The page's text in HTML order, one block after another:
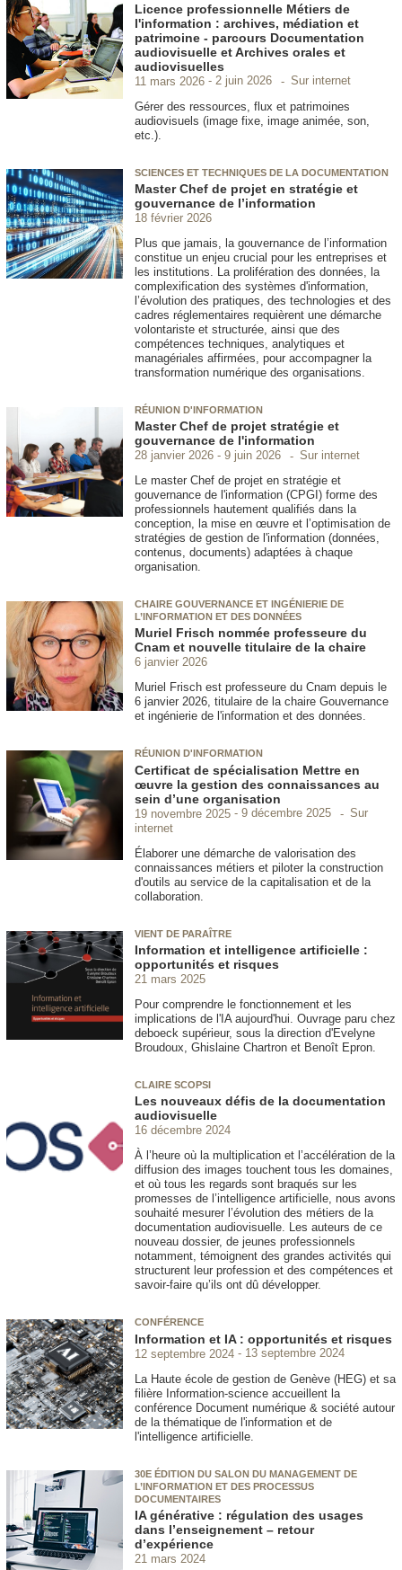
Licence professionnelle Métiers de
l'information : archives, médiation et
patrimoine - parcours Documentation
audiovisuelle et Archives orales et
audiovisuelles
11 mars 2026 2 juin 2026
Sur internet
Gérer des ressources, flux et patrimoines
audiovisuels (image fixe, image animée, son,
etc.).
SCIENCES ET TECHNIQUES DE LA DOCUMENTATION
Master Chef de projet en stratégie et
gouvernance de l’information
18 février 2026
Plus que jamais, la gouvernance de l’information
constitue un enjeu crucial pour les entreprises et
les institutions. La prolifération des données, la
complexification des systèmes d'information,
l’évolution des pratiques, des technologies et des
cadres réglementaires requièrent une démarche
volontariste et structurée, ainsi que des
compétences techniques, analytiques et
managériales affirmées, pour accompagner la
transformation numérique des organisations.
RÉUNION D'INFORMATION
Master Chef de projet stratégie et
gouvernance de l'information
28 janvier 2026 9 juin 2026
Sur internet
Le master Chef de projet en stratégie et
gouvernance de l'information (CPGI) forme des
professionnels hautement qualifiés dans la
conception, la mise en œuvre et l’optimisation de
stratégies de gestion de l'information (données,
contenus, documents) adaptées à chaque
organisation.
CHAIRE GOUVERNANCE ET INGÉNIERIE DE
L’INFORMATION ET DES DONNÉES
Muriel Frisch nommée professeure du
Cnam et nouvelle titulaire de la chaire
6 janvier 2026
Muriel Frisch est professeure du Cnam depuis le
6 janvier 2026, titulaire de la chaire Gouvernance
et ingénierie de l'information et des données.
RÉUNION D'INFORMATION
Certificat de spécialisation Mettre en
œuvre la gestion des connaissances au
sein d’une organisation
19 novembre 2025 9 décembre 2025
Sur
internet
Élaborer une démarche de valorisation des
connaissances métiers et piloter la construction
d'outils au service de la capitalisation et de la
collaboration.
VIENT DE PARAÎTRE
Information et intelligence artificielle :
opportunités et risques
21 mars 2025
Pour comprendre le fonctionnement et les
implications de l'IA aujourd'hui. Ouvrage paru chez
deboeck supérieur, sous la direction d'Evelyne
Broudoux, Ghislaine Chartron et Benoît Epron.
CLAIRE SCOPSI
Les nouveaux défis de la documentation
audiovisuelle
16 décembre 2024
À l’heure où la multiplication et l’accélération de la
diffusion des images touchent tous les domaines,
et où tous les regards sont braqués sur les
promesses de l’intelligence artificielle, nous avons
souhaité mesurer l’évolution des métiers de la
documentation audiovisuelle. Les auteurs de ce
nouveau dossier, de jeunes professionnels
notamment, témoignent des grandes activités qui
structurent leur profession et des compétences et
savoir-faire qu’ils ont dû développer.
CONFÉRENCE
Information et IA : opportunités et risques
12 septembre 2024
13 septembre 2024
La Haute école de gestion de Genève (HEG) et sa
filière Information-science accueillent la
conférence Document numérique & société autour
de la thématique de l'information et de
l'intelligence artificielle.
30E ÉDITION DU SALON DU MANAGEMENT DE
L’INFORMATION ET DES PROCESSUS
DOCUMENTAIRES
IA générative : régulation des usages
dans l’enseignement – retour
d’expérience
21 mars 2024